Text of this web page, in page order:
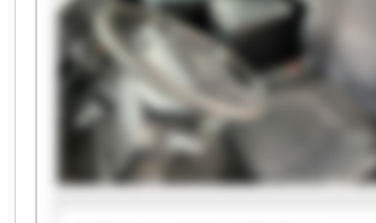
MECANITZATS S.L. SISTEMES I
SISTEMES I MECANITZATS S.L.
MECANITZATS S.L. SISTEMES I
SISTEMES I MECANITZATS S.L.
MECANITZATS S.L.